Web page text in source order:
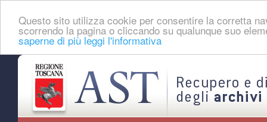
Questo sito utilizza cookie per consentire la corretta
scorrendo la pagina o cliccando su qualunque suo
saperne di più leggi l'informativa